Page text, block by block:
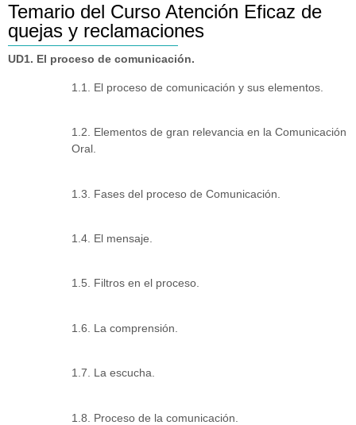
Temario del Curso Atención Eficaz de
quejas y reclamaciones
UD1. El proceso de comunicación.
1.1. El proceso de comunicación y sus elementos.
1.2. Elementos de gran relevancia en la Comunicación
Oral.
1.3. Fases del proceso de Comunicación.
1.4. El mensaje.
1.5. Filtros en el proceso.
1.6. La comprensión.
1.7. La escucha.
1.8. Proceso de la comunicación.